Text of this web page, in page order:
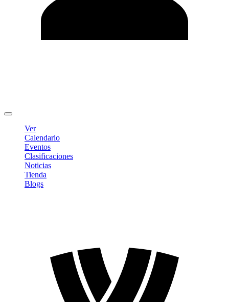
Ver
Calendario
Eventos
Clasificaciones
Noticias
Tienda
Blogs